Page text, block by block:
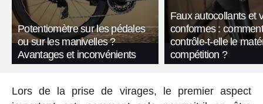
Potentiomètre sur les pédales
ou sur les manivelles ?
Avantages et inconvénients
Faux autocollants et
conformes :
contrôle-t-elle le
compétition ?
Lors de la prise de virages, le premier aspect